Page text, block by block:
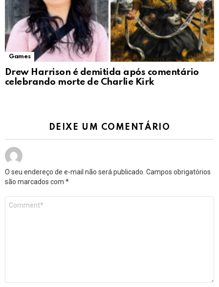
Games
Drew Harrison é demitida após comentário
celebrando morte de Charlie Kirk
DEIXE UM COMENTÁRIO
O seu endereço de e-mail não será publicado. Campos obrigatórios
são marcados com *